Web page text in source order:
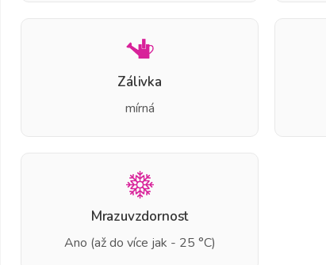
Zálivka
mírná
Mrazuvzdornost
Ano (až do více jak - 25 °C)